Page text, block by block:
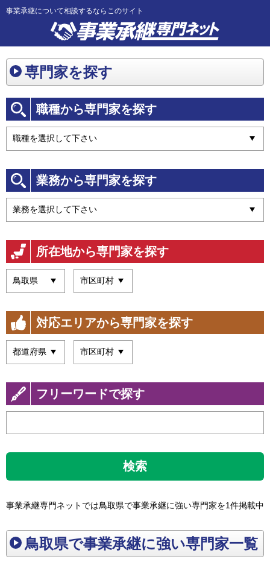
事業承継について相談するならこのサイト
専門家を探す
職種から専門家を探す
業務から専門家を探す
所在地から専門家を探す
対応エリアから専門家を探す
フリーワードで探す
検索
事業承継専門ネットでは鳥取県で事業承継に強い専門家を1件掲載中
鳥取県で事業承継に強い専門家一覧